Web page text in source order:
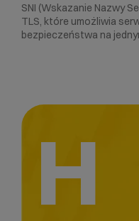
SNI (Wskazanie Nazwy
TLS, które umożliwia
bezpieczeństwa na
H